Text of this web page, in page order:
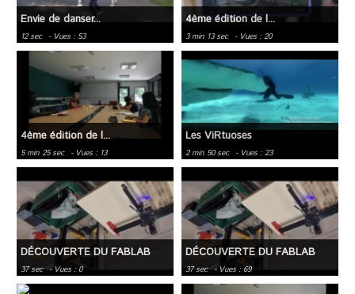
Envie de danser...
12 sec - Vues : 53
4ème édition de l...
3 min 13 sec - Vues : 20
4ème édition de l...
5 min 25 sec - Vues : 13
Les ViRtuoses
2 min 50 sec - Vues : 23
DÉCOUVERTE DU FABLAB
37 sec - Vues : 0
DÉCOUVERTE DU FABLAB
37 sec - Vues : 69